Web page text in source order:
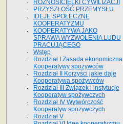
ROZNOSICIELKI CYWILIZACJI
PRZYSZŁOŚĆ PRZEMYSŁU
IDEJE SPOŁECZNE
KOOPERATYZMU
KOOPERATYWA JAKO
SPRAWA WYZWOLENIA LUDU
PRACUJĄCEGO
Wstęp
Rozdział I Zasada ekonomiczna
Kooperatywy spożywców
Rozdział II Korzyści jakie daje
Kooperatywa spożywców
Rozdział III Związek i instytucje
Kooperatyw spożywczych
Rozdział IV Wytwórczość
Kooperatyw spożywczych
Rozdział V